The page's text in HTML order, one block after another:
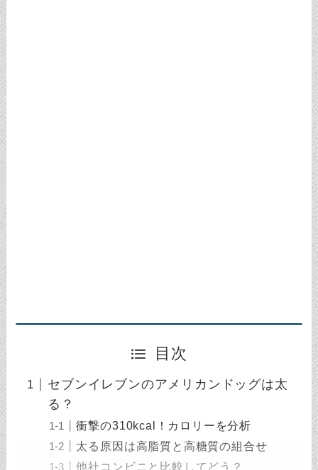
目次
セブンイレブンのアメリカンドッグは太
る？
衝撃の310kcal！カロリーを分析
太る原因は高脂質と高糖質の組合せ
他社コンビニと比較してどう？